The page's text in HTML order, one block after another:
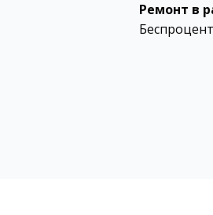
Ремонт в